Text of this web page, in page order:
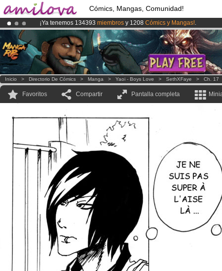
Cómics, Mangas, Comunidad!
¡Ya tenemos 134393 miembros y 1208 Cómics y Mangas!.
¡Conviertete en Premium por3.95 eurosal mes!Hazte Premium ya
El Kickstarter Amilova está desormado lanzado!.
Inicio > Directorio De Cómics > Manga > Yaoi - Boys Love > SethXFaye > Ch. 17
Favoritos Compartir Pantalla completa